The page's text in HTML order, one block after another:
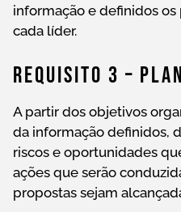
informação e definidos
cada líder.
Requisito 3 –
A partir dos objetivos
da informação definidos,
riscos e oportunidades
ações que serão
propostas sejam